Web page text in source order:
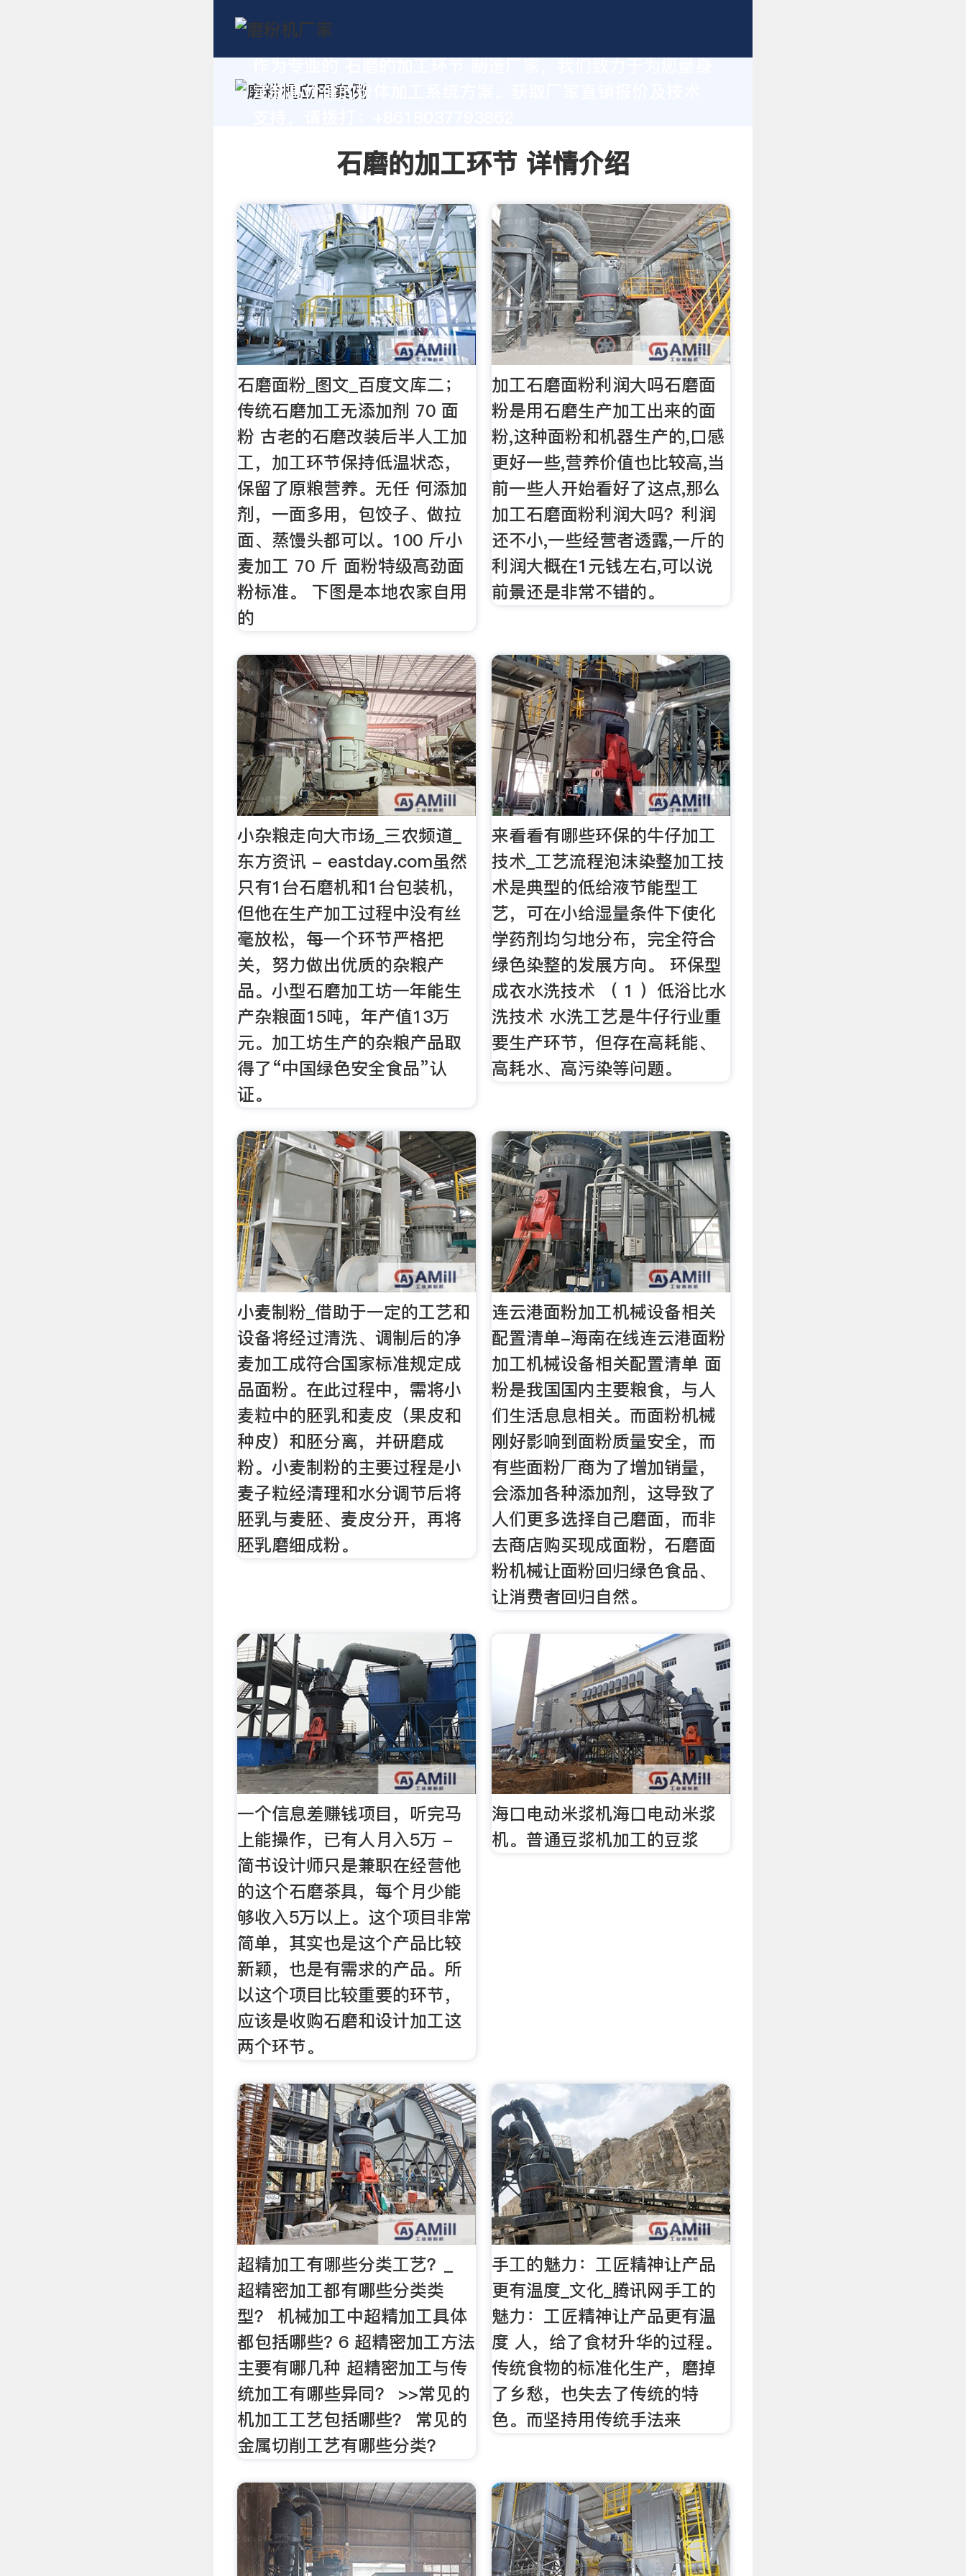
定制高价值的粉体加工系统方案。获取厂家直销报价及技术
石磨的加工环节 详情介绍
石磨面粉_图文_百度文库二；
传统石磨加工无添加剂 70 面
粉 古老的石磨改装后半人工加
工，加工环节保持低温状态，
保留了原粮营养。无任 何添加
剂，一面多用，包饺子、做拉
面、蒸馒头都可以。100 斤小
麦加工 70 斤 面粉特级高劲面
粉标准。 下图是本地农家自用
的
加工石磨面粉利润大吗石磨面
粉是用石磨生产加工出来的面
粉,这种面粉和机器生产的,口感
更好一些,营养价值也比较高,当
前一些人开始看好了这点,那么
加工石磨面粉利润大吗？利润
还不小,一些经营者透露,一斤的
利润大概在1元钱左右,可以说
前景还是非常不错的。
小杂粮走向大市场_三农频道_
东方资讯 - eastday.com虽然
只有1台石磨机和1台包装机，
但他在生产加工过程中没有丝
毫放松，每一个环节严格把
关，努力做出优质的杂粮产
品。小型石磨加工坊一年能生
产杂粮面15吨，年产值13万
元。加工坊生产的杂粮产品取
得了“中国绿色安全食品”认
证。
来看看有哪些环保的牛仔加工
技术_工艺流程泡沫染整加工技
术是典型的低给液节能型工
艺，可在小给湿量条件下使化
学药剂均匀地分布，完全符合
绿色染整的发展方向。 环保型
成衣水洗技术 （ 1 ）低浴比水
洗技术 水洗工艺是牛仔行业重
要生产环节，但存在高耗能、
高耗水、高污染等问题。
小麦制粉_借助于一定的工艺和
设备将经过清洗、调制后的净
麦加工成符合国家标准规定成
品面粉。在此过程中，需将小
麦粒中的胚乳和麦皮（果皮和
种皮）和胚分离，并研磨成
粉。小麦制粉的主要过程是小
麦子粒经清理和水分调节后将
胚乳与麦胚、麦皮分开，再将
胚乳磨细成粉。
连云港面粉加工机械设备相关
配置清单-海南在线连云港面粉
加工机械设备相关配置清单 面
粉是我国国内主要粮食，与人
们生活息息相关。而面粉机械
刚好影响到面粉质量安全，而
有些面粉厂商为了增加销量，
会添加各种添加剂，这导致了
人们更多选择自己磨面，而非
去商店购买现成面粉，石磨面
粉机械让面粉回归绿色食品、
让消费者回归自然。
一个信息差赚钱项目，听完马
上能操作，已有人月入5万 -
简书设计师只是兼职在经营他
的这个石磨茶具，每个月少能
够收入5万以上。这个项目非常
简单，其实也是这个产品比较
新颖，也是有需求的产品。所
以这个项目比较重要的环节，
应该是收购石磨和设计加工这
两个环节。
海口电动米浆机海口电动米浆
机。普通豆浆机加工的豆浆
超精加工有哪些分类工艺？_
超精密加工都有哪些分类类
型？ 机械加工中超精加工具体
都包括哪些? 6 超精密加工方法
主要有哪几种 超精密加工与传
统加工有哪些异同？ >>常见的
机加工工艺包括哪些？ 常见的
金属切削工艺有哪些分类？
手工的魅力：工匠精神让产品
更有温度_文化_腾讯网手工的
魅力：工匠精神让产品更有温
度 人，给了食材升华的过程。
传统食物的标准化生产，磨掉
了乡愁，也失去了传统的特
色。而坚持用传统手法来